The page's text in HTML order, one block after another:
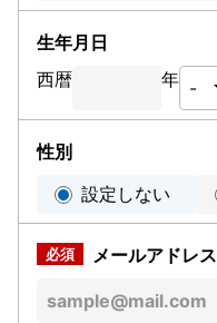
生年月日
西暦
年
性別
設定しない
メールアドレス